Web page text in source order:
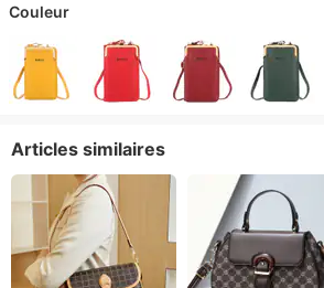
Couleur
Articles similaires